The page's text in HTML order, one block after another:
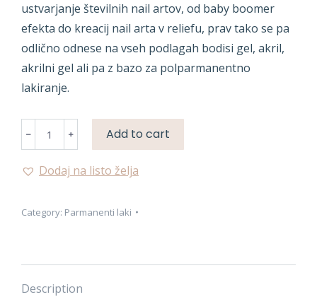
ustvarjanje številnih nail artov, od baby boomer
efekta do kreacij nail arta v reliefu, prav tako se pa
odlično odnese na vseh podlagah bodisi gel, akril,
akrilni gel ali pa z bazo za polparmanentno
lakiranje.
PARMANENTNA
BARVA
quantity
Add to cart
Dodaj na listo želja
Category: Parmanenti laki
Description